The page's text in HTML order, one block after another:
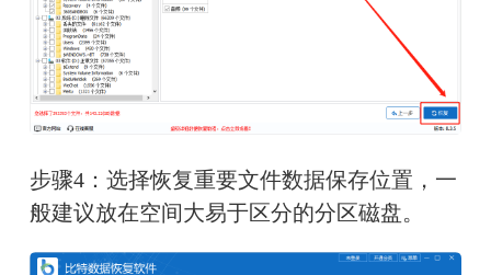
步骤4：选择恢复重要文件数据保存位置，一
般建议放在空间大易于区分的分区磁盘。